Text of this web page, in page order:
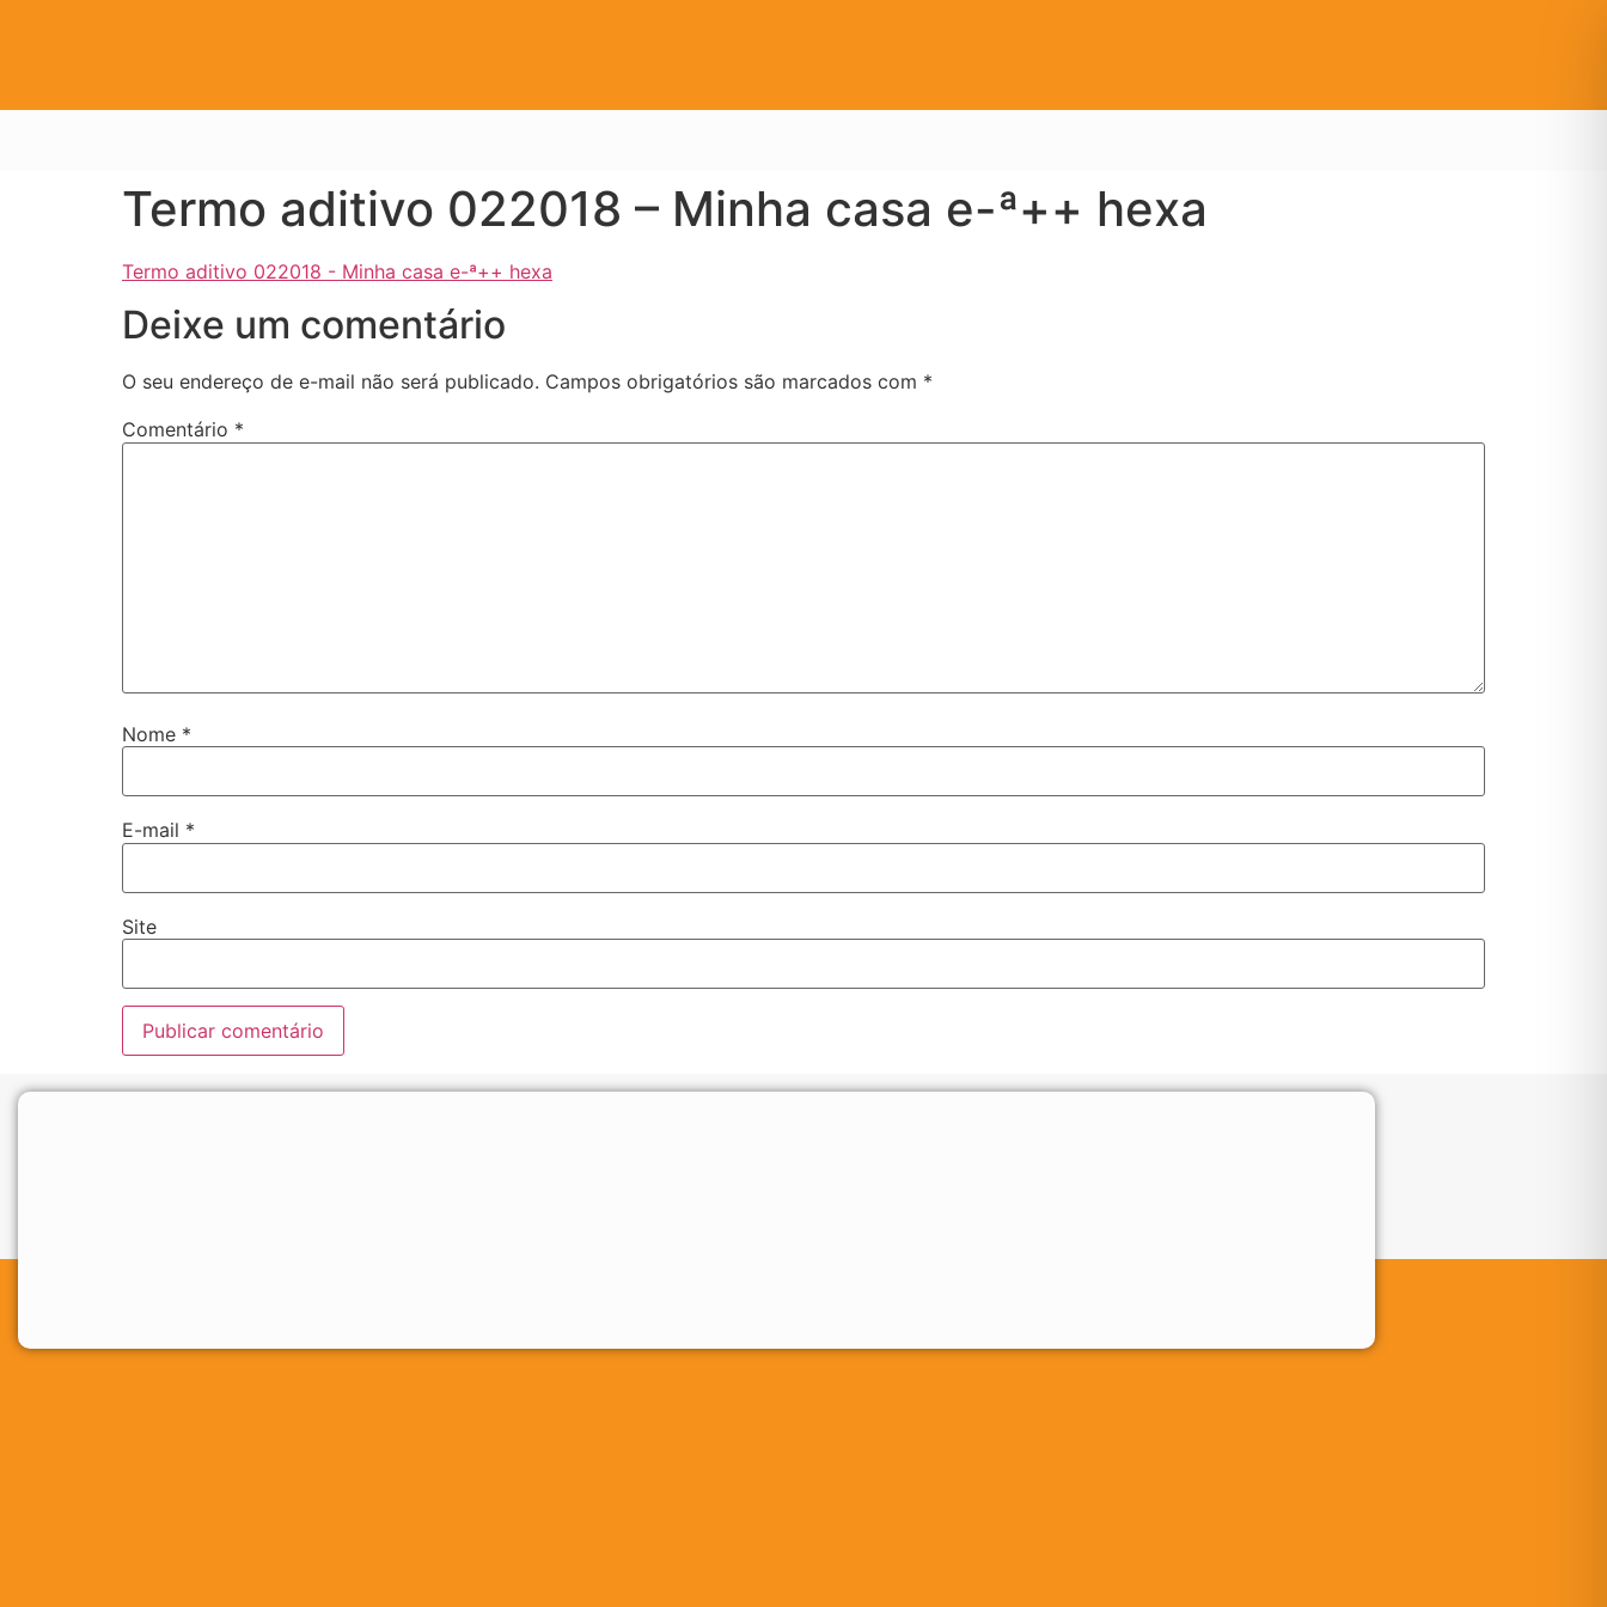
Termo aditivo 022018 – Minha casa e-ª++ hexa
Termo aditivo 022018 - Minha casa e-ª++ hexa
Deixe um comentário
O seu endereço de e-mail não será publicado. Campos obrigatórios são marcados com *
Comentário *
Nome *
E-mail *
Site